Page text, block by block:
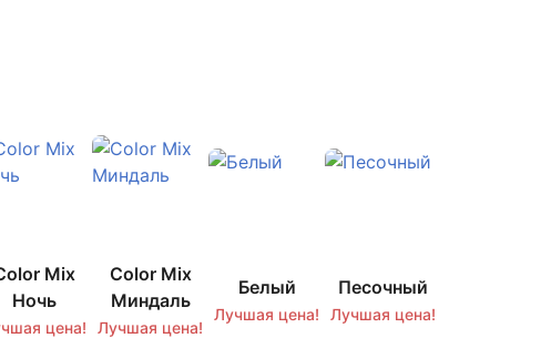
Можно купить от 1 кв.
Mix
Ночь
цена!
Color Mix
Миндаль
Лучшая цена!
Белый
Лучшая цена!
Песочный
Лучшая цена!